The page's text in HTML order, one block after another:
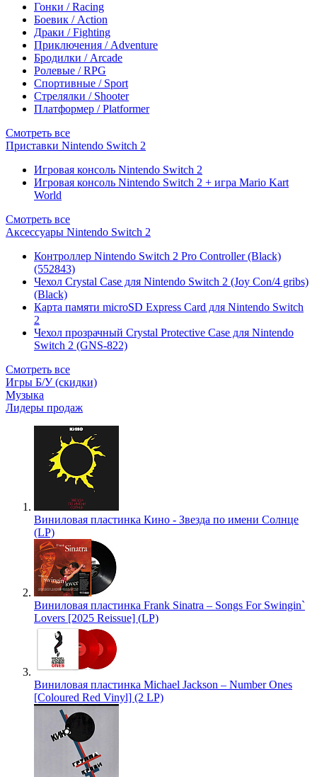
Гонки / Racing
Боевик / Action
Драки / Fighting
Приключения / Adventure
Бродилки / Arcade
Ролевые / RPG
Спортивные / Sport
Стрелялки / Shooter
Платформер / Platformer
Смотреть все
Приставки Nintendo Switch 2
Игровая консоль Nintendo Switch 2
Игровая консоль Nintendo Switch 2 + игра Mario Kart
World
Смотреть все
Аксессуары Nintendo Switch 2
Контроллер Nintendo Switch 2 Pro Controller (Black)
(552843)
Чехол Сrystal Сase для Nintendo Switch 2 (Joy Con/4 gribs)
(Black)
Карта памяти microSD Express Card для Nintendo Switch
2
Чехол прозрачный Crystal Protective Case для Nintendo
Switch 2 (GNS-822)
Смотреть все
Игры Б/У (скидки)
Музыка
Лидеры продаж
Виниловая пластинка Кино - Звезда по имени Солнце
(LP)
Виниловая пластинка Frank Sinatra – Songs For Swingin`
Lovers [2025 Reissue] (LP)
Виниловая пластинка Michael Jackson – Number Ones
[Coloured Red Vinyl] (2 LP)